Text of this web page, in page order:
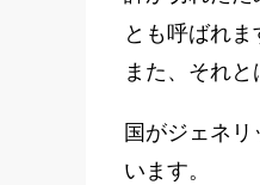
とも呼ばれま
また、それ
国がジェネ
います。